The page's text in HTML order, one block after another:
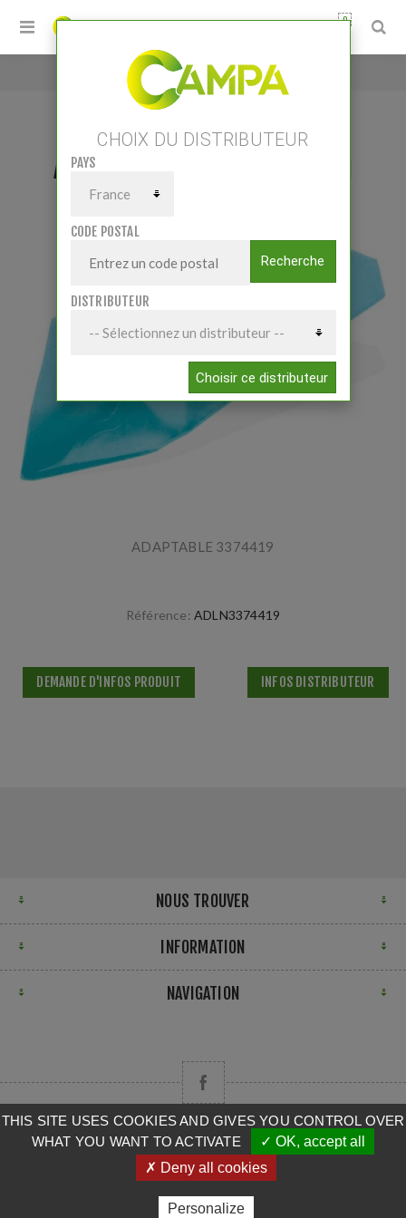
0
AILERON CAMBRE GAUCHE LEMKEN
AILERON CAMBRE GAUCHE LEMKEN
ADAPTABLE 3374419
Référence: ADLN3374419
DEMANDE D'INFOS PRODUIT INFOS DISTRIBUTEUR
NOUS TROUVER
INFORMATION
NAVIGATION
Copyright © 2026 CAMPA. Tous droits réservés.
Powered by nopCommerce
CHOIX DU DISTRIBUTEUR
PAYS
CODE POSTAL
Recherche
DISTRIBUTEUR
Choisir ce distributeur
THIS SITE USES COOKIES AND GIVES YOU CONTROL OVER
WHAT YOU WANT TO ACTIVATE
✓ OK, accept all
✗ Deny all cookies
Personalize